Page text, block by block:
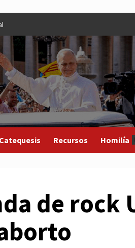
Catequesis Recursos Homilía
de rock